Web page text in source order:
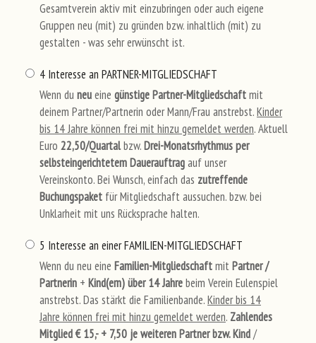
Gesamtverein aktiv mit einzubringen oder auch eigene
Gruppen neu (mit) zu gründen bzw. inhaltlich (mit) zu
gestalten - was sehr erwünscht ist.
4 Interesse an PARTNER-MITGLIEDSCHAFT
Wenn du neueine günstigePartner-Mitgliedschaftmit
deinem Partner/Partnerin oder Mann/Frau anstrebst.Kinder
bis 14 Jahre können frei mit hinzu gemeldet werden. Aktuell
Euro 22,50/Quartalbzw.Drei-Monatsrhythmus per
selbsteingerichtetem Dauerauftragauf unser
Vereinskonto. Bei Wunsch, einfach das zutreffende
Buchungspaket für Mitgliedschaft aussuchen. bzw. bei
Unklarheit mit uns Rücksprache halten.
5 Interesse an einer FAMILIEN-MITGLIEDSCHAFT
Wenn du neu eine Familien-Mitgliedschaftmit Partner /
Partnerin + Kind(ern) über 14 Jahrebeim Verein Eulenspiel
anstrebst. Das stärkt die Familienbande.Kinder bis 14
Jahre können frei mit hinzu gemeldet werden. Zahlendes
Mitglied € 15,- + 7,50 je weiteren Partner bzw. Kind/